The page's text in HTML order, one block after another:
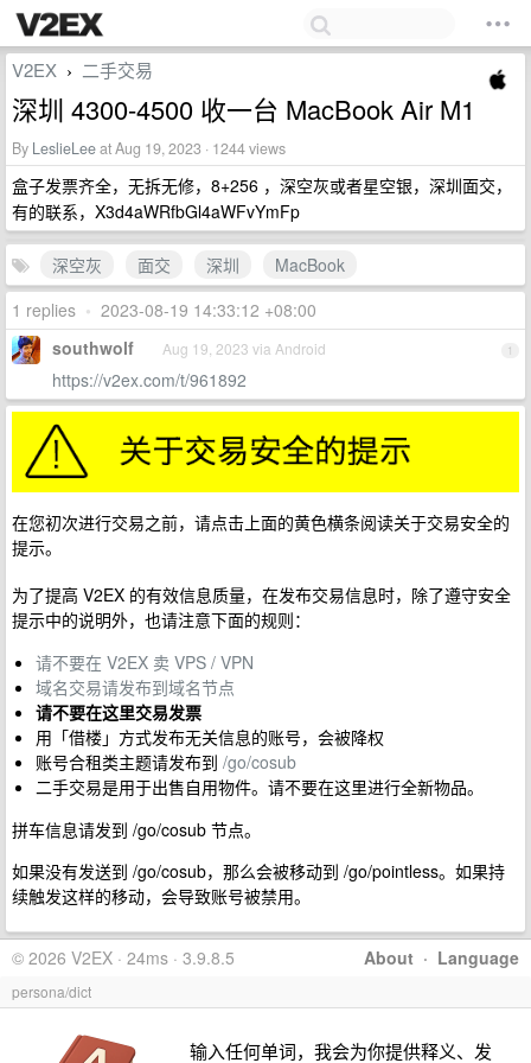
V2EX › 二手交易
深圳 4300-4500 收一台 MacBook Air M1
By LeslieLeeat Aug 19, 2023 · 1244 views
盒子发票齐全，无拆无修，8+256 ，深空灰或者星空银，深圳面交，
有的联系，X3d4aWRfbGl4aWFvYmFp
深空灰 面交 深圳
MacBook
1 replies • 2023-08-19 14:33:12 +08:00
1
southwolf Aug 19, 2023 via Android
https://v2ex.com/t/961892
在您初次进行交易之前，请点击上面的黄色横条阅读关于交易安全的
提示。
为了提高 V2EX 的有效信息质量，在发布交易信息时，除了遵守安全
提示中的说明外，也请注意下面的规则：
请不要在 V2EX 卖 VPS / VPN
域名交易请发布到域名节点
请不要在这里交易发票
用「借楼」方式发布无关信息的账号，会被降权
账号合租类主题请发布到 /go/cosub
二手交易是用于出售自用物件。请不要在这里进行全新物品。
拼车信息请发到 /go/cosub 节点。
如果没有发送到 /go/cosub，那么会被移动到 /go/pointless。如果持
续触发这样的移动，会导致账号被禁用。
About · Language
© 2026 V2EX · 24ms · 3.9.8.5
persona/dict
输入任何单词，我会为你提供释义、发